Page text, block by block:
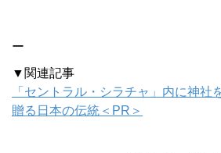
ー
▼関連記事
「セントラル・シラチャ」内に神社
贈る日本の伝統＜PR＞